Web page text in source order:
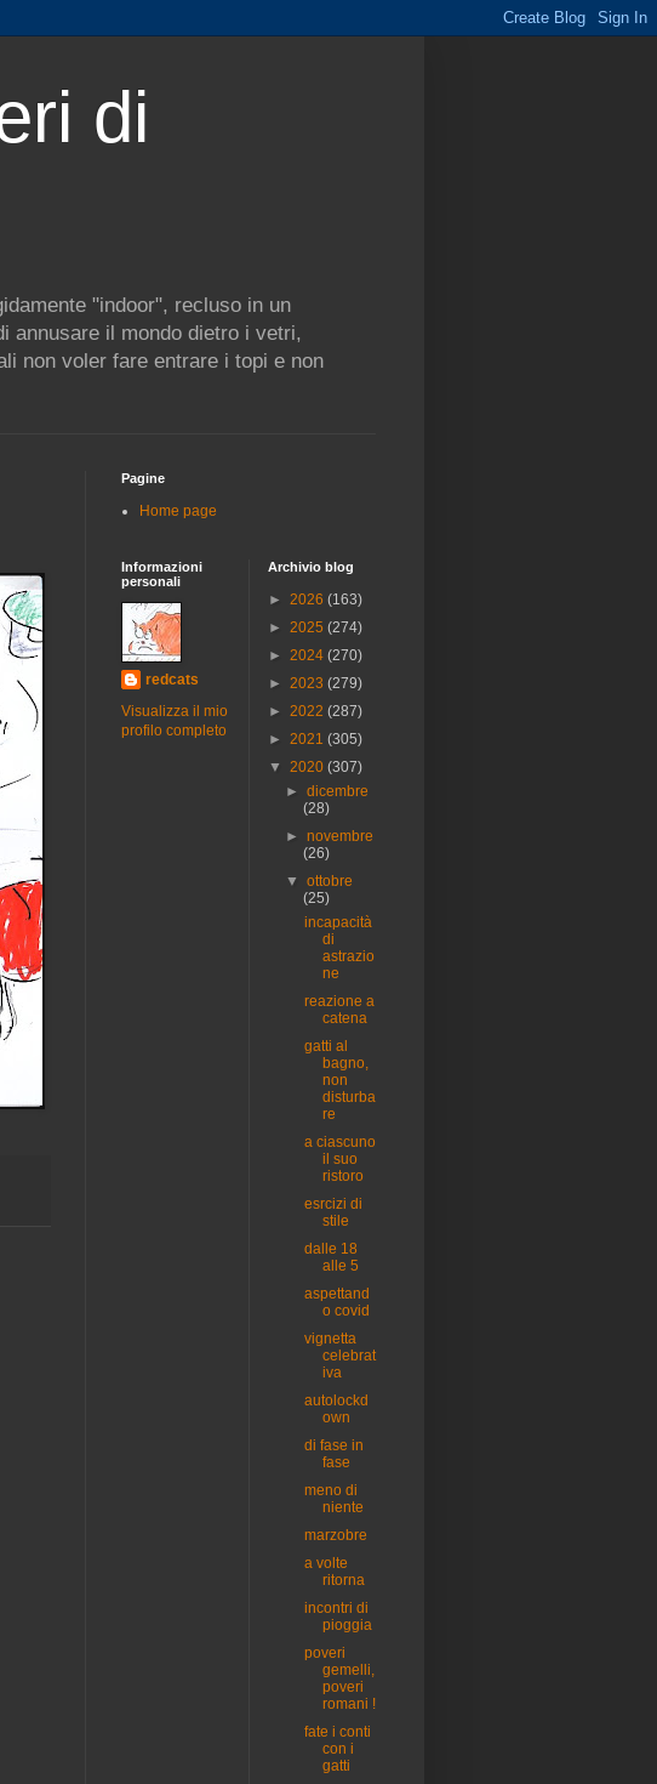
di
"indoor", recluso in un
annusare il mondo dietro i vetri,
non voler fare entrare i topi e non
Pagine
Home page
Informazioni
personali
redcats
Visualizza il mio
profilo completo
Archivio blog
► 2026 (163)
► 2025 (274)
► 2024 (270)
► 2023 (279)
► 2022 (287)
► 2021 (305)
▼ 2020 (307)
►dicembre
(28)
►novembre
(26)
▼ottobre
(25)
incapacità
di
astrazio
ne
reazione a
catena
gatti al
bagno,
non
disturba
re
a ciascuno
il suo
ristoro
esrcizi di
stile
dalle 18
alle 5
aspettand
o covid
vignetta
celebrat
iva
autolockd
own
di fase in
fase
meno di
niente
marzobre
a volte
ritorna
incontri di
pioggia
poveri
gemelli,
poveri
romani !
fate i conti
con i
gatti